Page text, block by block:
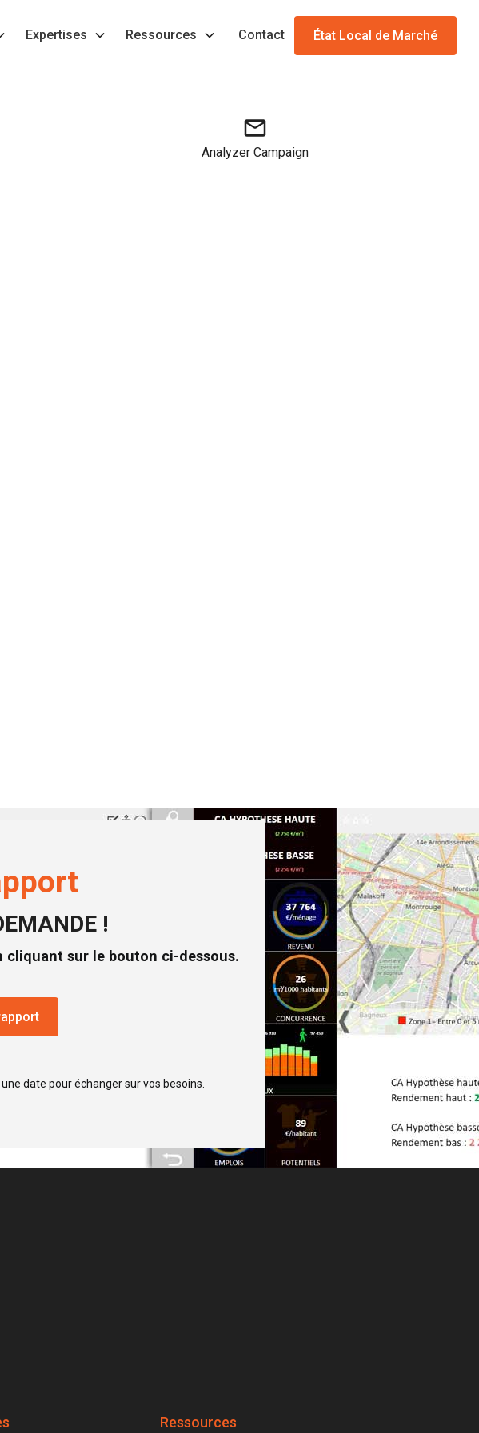
Expertises Ressources Contact État Local de Marché
Analyzer Campaign
!
sur le bouton ci-dessous.
date pour échanger sur vos besoins.
Ressources